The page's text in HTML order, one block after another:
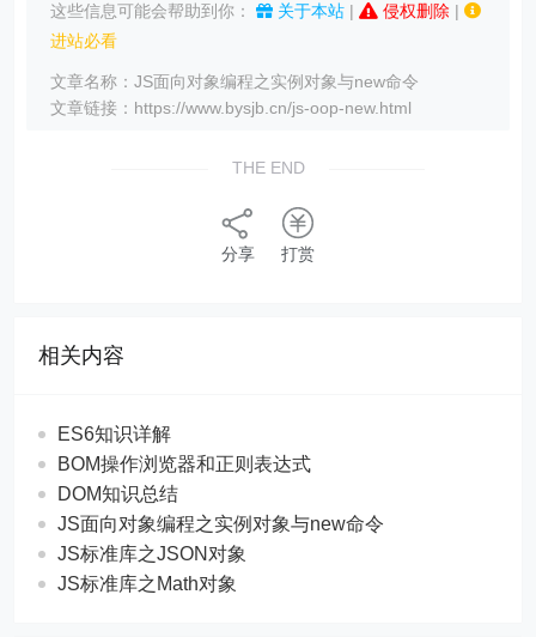
这些信息可能会帮助到你： 关于本站 | 侵权删除 |
进站必看
文章名称：JS面向对象编程之实例对象与new命令
文章链接：https://www.bysjb.cn/js-oop-new.html
THE END
分享 打赏
相关内容
ES6知识详解
BOM操作浏览器和正则表达式
DOM知识总结
JS面向对象编程之实例对象与new命令
JS标准库之JSON对象
JS标准库之Math对象